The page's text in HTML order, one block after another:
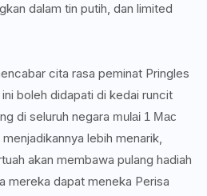
dalam tin putih, dan limited
cita rasa peminat Pringles
boleh didapati di kedai runcit
di seluruh negara mulai 1 Mac
menjadikannya lebih menarik,
akan membawa pulang hadiah
mereka dapat meneka Perisa